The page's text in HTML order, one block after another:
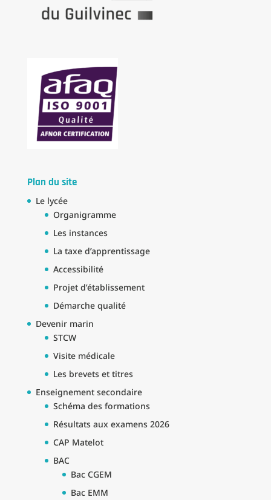
Plan du site
Le lycée
Organigramme
Les instances
La taxe d’apprentissage
Accessibilité
Projet d’établissement
Démarche qualité
Devenir marin
STCW
Visite médicale
Les brevets et titres
Enseignement secondaire
Schéma des formations
Résultats aux examens 2026
CAP Matelot
BAC
Bac CGEM
Bac EMM